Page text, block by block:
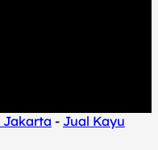
Jakarta - Jual Kayu